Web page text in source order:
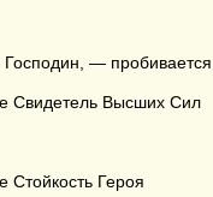
—
Свидетель Высших Сил
Стойкость Героя